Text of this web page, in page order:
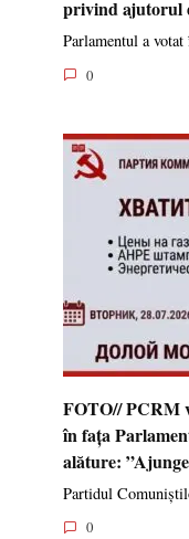
privind ajutorul
Parlamentul a
0
FOTO// PCRM
în fața
alăture:
Partidul
0